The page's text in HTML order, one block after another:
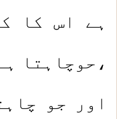
ہے اس کا
،حوچاہتا
اور جو